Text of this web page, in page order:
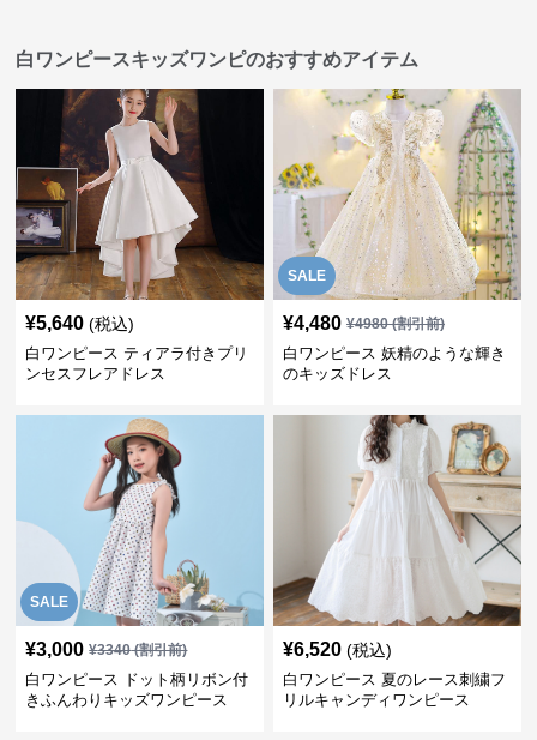
白ワンピースキッズワンピのおすすめアイテム
¥5,640 (税込)
白ワンピース ティアラ付きプリ
ンセスフレアドレス
SALE
¥4,480 ¥4980(割引前)
白ワンピース 妖精のような輝き
のキッズドレス
SALE
¥3,000 ¥3340(割引前)
白ワンピース ドット柄リボン付
きふんわりキッズワンピース
¥6,520 (税込)
白ワンピース 夏のレース刺繍フ
リルキャンディワンピース